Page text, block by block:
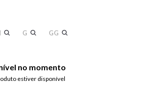
G GG
no momento
estiver disponível​